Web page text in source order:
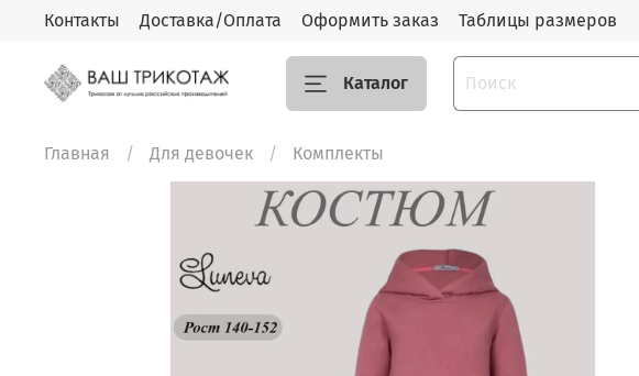
Контакты Доставка/Оплата Оформить заказ Таблицы размеров
Каталог
Главная Для девочек Комплекты